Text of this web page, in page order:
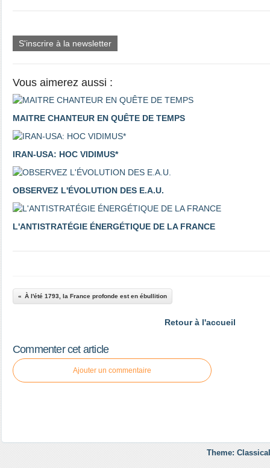
S'inscrire à la newsletter
Vous aimerez aussi :
MAITRE CHANTEUR EN QUÊTE DE TEMPS
IRAN-USA: HOC VIDIMUS*
OBSERVEZ L'ÉVOLUTION DES E.A.U.
L'ANTISTRATÉGIE ÉNERGÉTIQUE DE LA FRANCE
À l'été 1793, la France profonde est en ébullition
Retour à l'accueil
Commenter cet article
Ajouter un commentaire
Theme: